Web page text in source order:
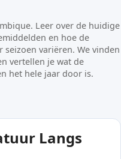
Leer over de huidige
en hoe de
variëren. We vinden
vertellen je wat de
het hele jaar door is.
Langs